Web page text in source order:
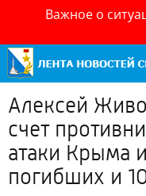
Важное о
Алексей
счет
атаки Крыма
погибших и